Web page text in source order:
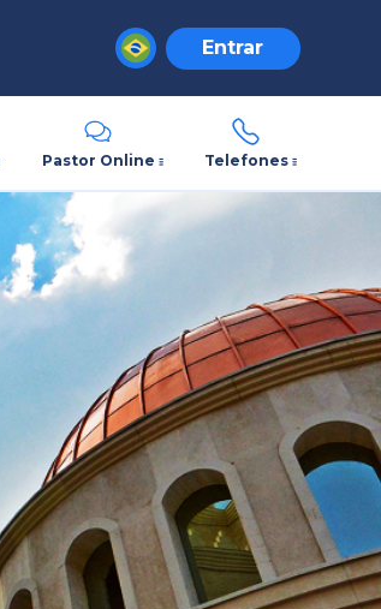
Entrar
Pastor Online Telefones